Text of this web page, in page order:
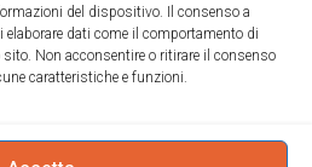
del dispositivo. Il consenso a
elaborare dati come il comportamento di
Non acconsentire o ritirare il consenso
caratteristiche e funzioni.
de' Paoli-Diocesi
di Trieste
Feltre, 11 (chiesa)
Trieste